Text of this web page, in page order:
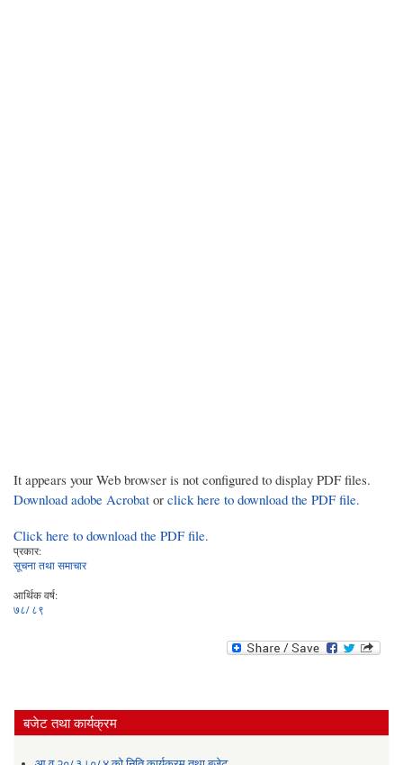
It appears your Web browser is not configured to display PDF files.
Download adobe Acrobat or click here to download the PDF file.
Click here to download the PDF file.
प्रकार:
सूचना तथा समाचार
आर्थिक वर्ष:
७८/ ८९
बजेट तथा कार्यक्रम